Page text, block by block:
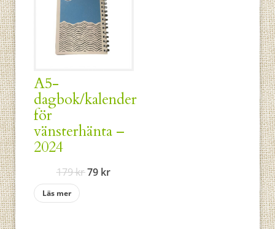
A5-
dagbok/kalender
för
vänsterhänta –
2024
179krDet
79 krDet
Läs mer